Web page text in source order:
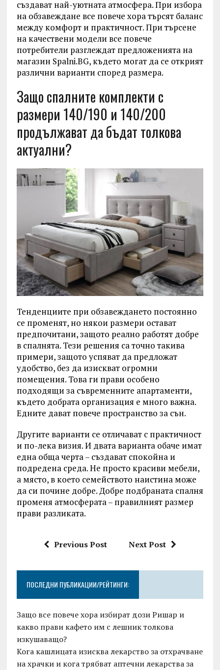
създават най-уютната атмосфера. При избора
на обзавеждане все повече хора търсят баланс
между комфорт и практичност. При търсене
на качествени модели все повече
потребители разглеждат предложенията на
магазин Spalni.BG, където могат да се открият
различни варианти според размера.
Защо спалните комплекти с
размери 140/190 и 140/200
продължават да бъдат толкова
актуални?
Тенденциите при обзавеждането постоянно
се променят, но някои размери остават
предпочитани, защото реално работят добре
в спалнята. Тези решения са точно такива
примери, защото успяват да предложат
удобство, без да изискват огромни
помещения. Това ги прави особено
подходящи за съвременните апартаменти,
където добрата организация е много важна.
Едните дават повече пространство за сън.
Другите варианти се отличават с практичност
и по-лека визия. И двата варианта обаче имат
една обща черта – създават спокойна и
подредена среда. Не просто красиви мебели,
а място, в което семейството наистина може
да си почине добре. Добре подбраната спалня
променя атмосферата – правилният размер
прави разликата.
Previous Post Next Post
ПОСЛЕДНИ ПУБЛИКАЦИИ/РЕЙТИНГИ:
Защо все повече хора избират дози Ришар и
какво прави кафето им с лешник толкова
изкушаващо?
Кога кашлицата изисква лекарство за отхрачване
на храчки и кога трябват аптечни лекарства за